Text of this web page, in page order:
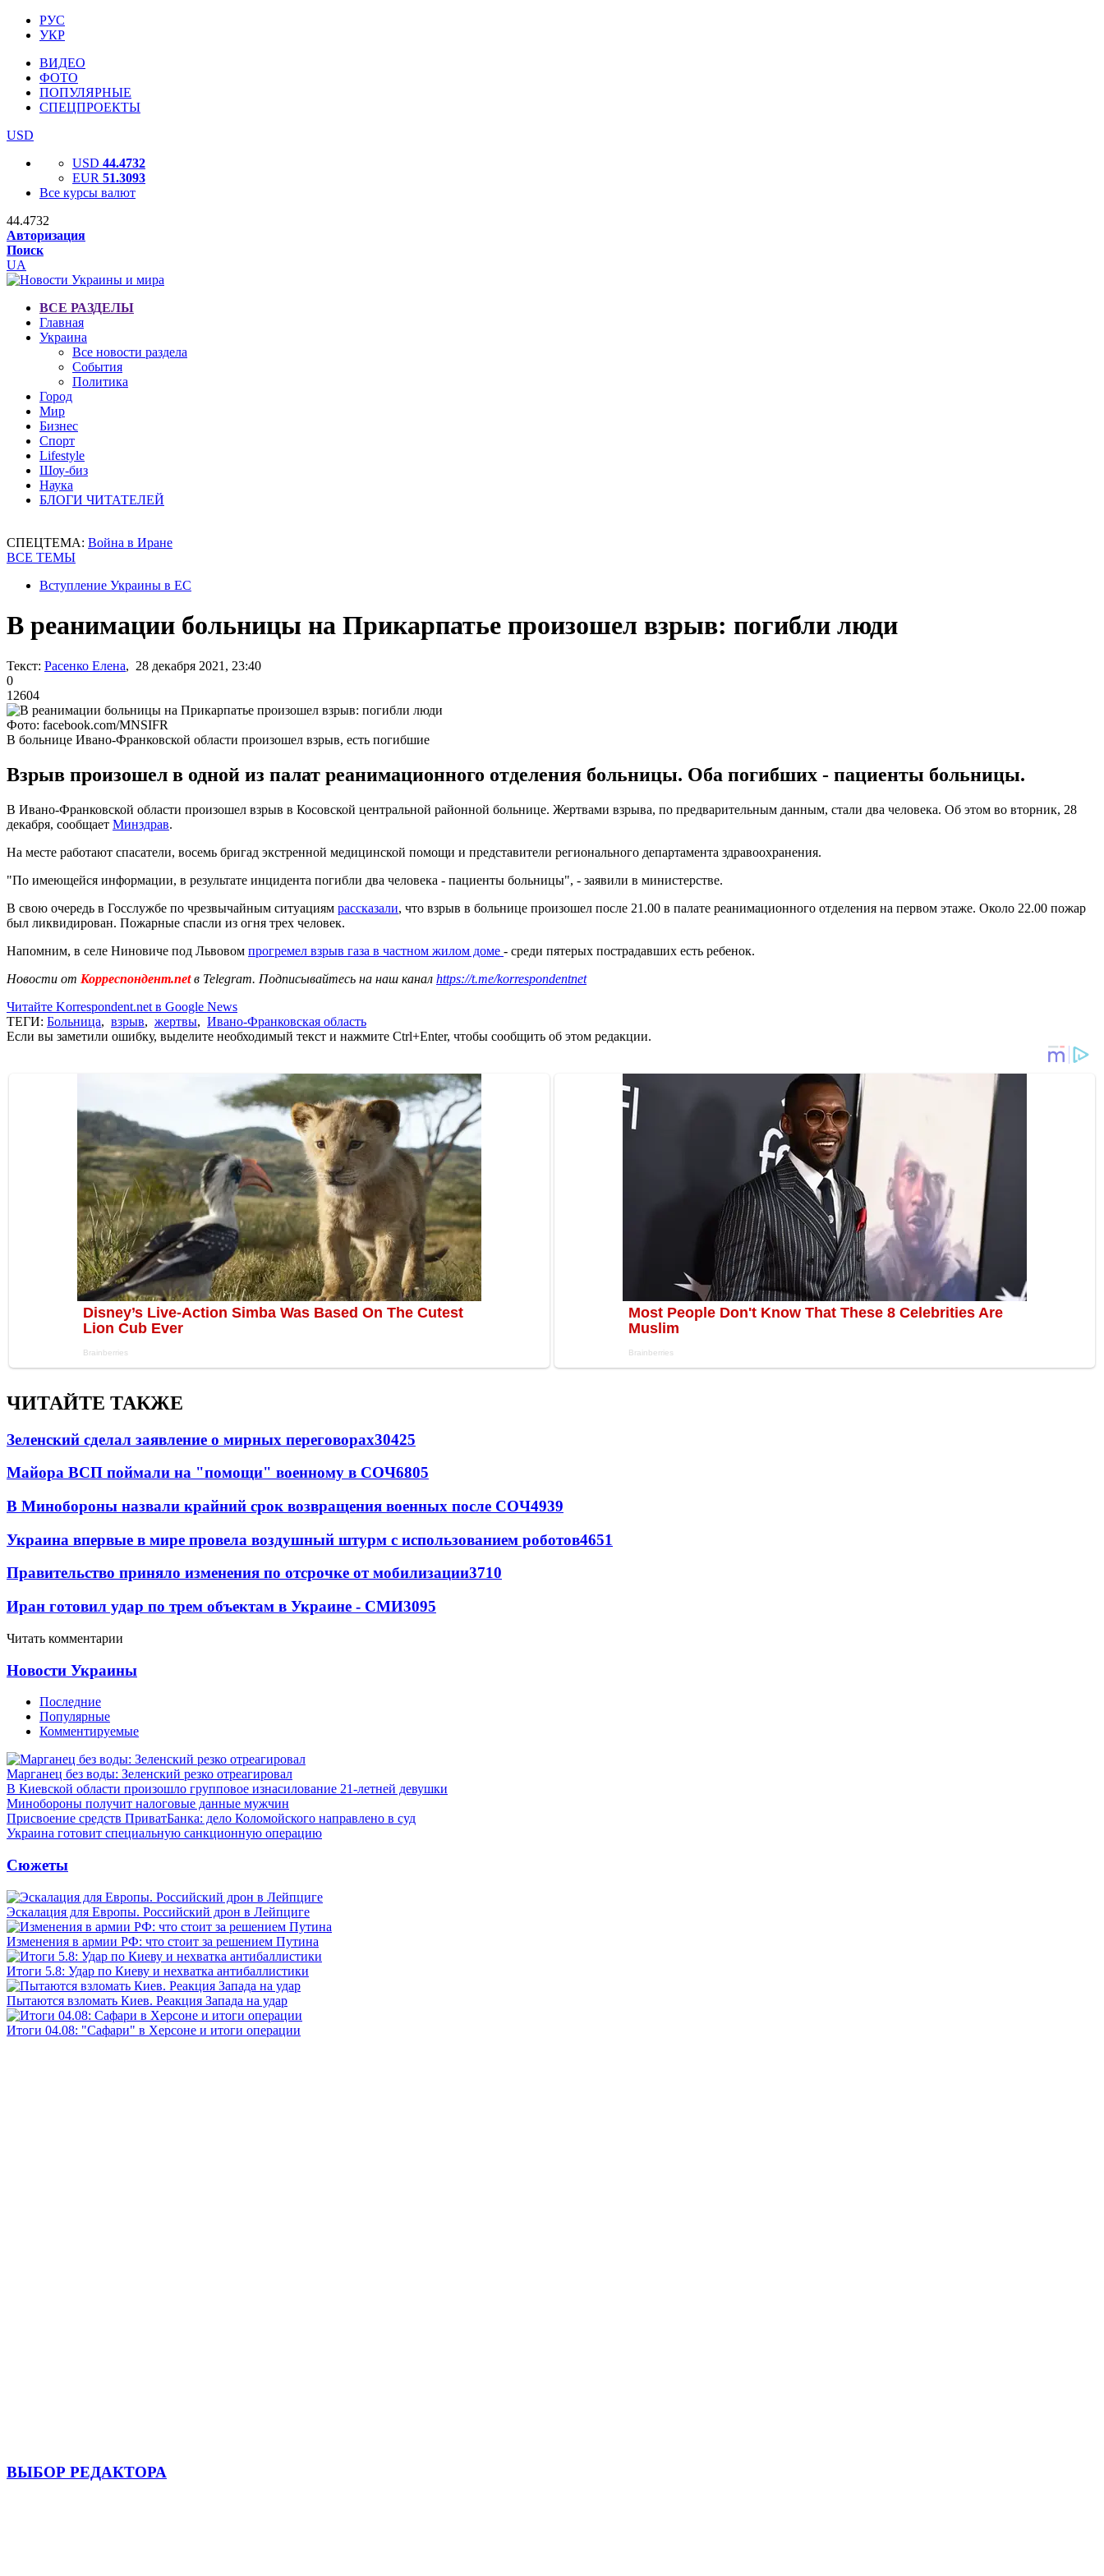
РУС
УКР
ВИДЕО
ФОТО
ПОПУЛЯРНЫЕ
СПЕЦПРОЕКТЫ
USD
USD 44.4732
EUR 51.3093
Все курсы валют
44.4732
Авторизация
Поиск
UA
ВСЕ РАЗДЕЛЫ
Главная
Украина
Все новости раздела
События
Политика
Город
Мир
Бизнес
Спорт
Lifestyle
Шоу-биз
Наука
БЛОГИ ЧИТАТЕЛЕЙ
СПЕЦТЕМА: Война в Иране
ВСЕ ТЕМЫ
Вступление Украины в ЕС
В реанимации больницы на Прикарпатье произошел взрыв: погибли люди
Текст: Расенко Елена, 28 декабря 2021, 23:40
0
12604
Фото: facebook.com/MNSIFR
В больнице Ивано-Франковской области произошел взрыв, есть погибшие
Взрыв произошел в одной из палат реанимационного отделения больницы. Оба погибших - пациенты больницы.
В Ивано-Франковской области произошел взрыв в Косовской центральной районной больнице. Жертвами взрыва, по предварительным данным, стали два человека. Об этом во вторник, 28
декабря, сообщает Минздрав.
На месте работают спасатели, восемь бригад экстренной медицинской помощи и представители регионального департамента здравоохранения.
"По имеющейся информации, в результате инцидента погибли два человека - пациенты больницы", - заявили в министерстве.
В свою очередь в Госслужбе по чрезвычайным ситуациям рассказали, что взрыв в больнице произошел после 21.00 в палате реанимационного отделения на первом этаже. Около 22.00 пожар
был ликвидирован. Пожарные спасли из огня трех человек.
Напомним, в селе Ниновиче под Львовом прогремел взрыв газа в частном жилом доме - среди пятерых пострадавших есть ребенок.
Новости от Корреспондент.netв Telegram. Подписывайтесь на наш канал https://t.me/korrespondentnet
Читайте Korrespondent.net в Google News
ТЕГИ: Больница, взрыв, жертвы, Ивано-Франковская область
Если вы заметили ошибку, выделите необходимый текст и нажмите Ctrl+Enter, чтобы сообщить об этом редакции.
ЧИТАЙТЕ ТАКЖЕ
Зеленский сделал заявление о мирных переговорах30425
Майора ВСП поймали на "помощи" военному в СОЧ6805
В Минобороны назвали крайний срок возвращения военных после СОЧ4939
Украина впервые в мире провела воздушный штурм с использованием роботов4651
Правительство приняло изменения по отсрочке от мобилизации3710
Иран готовил удар по трем объектам в Украине - СМИ3095
Читать комментарии
Новости Украины
Последние
Популярные
Комментируемые
Марганец без воды: Зеленский резко отреагировал
В Киевской области произошло групповое изнасилование 21-летней девушки
Минобороны получит налоговые данные мужчин
Присвоение средств ПриватБанка: дело Коломойского направлено в суд
Украина готовит специальную санкционную операцию
Сюжеты
Эскалация для Европы. Российский дрон в Лейпциге
Изменения в армии РФ: что стоит за решением Путина
Итоги 5.8: Удар по Киеву и нехватка антибаллистики
Пытаются взломать Киев. Реакция Запада на удар
Итоги 04.08: "Сафари" в Херсоне и итоги операции
ВЫБОР РЕДАКТОРА